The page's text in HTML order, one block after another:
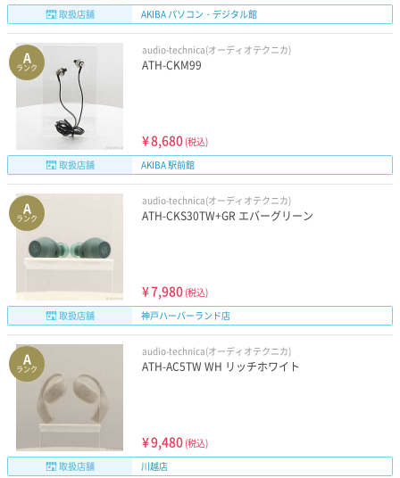
取扱店舗
AKIBA パソコン・デジタル館
A
ランク
audio-technica(オーディオテクニカ)
ATH-CKM99
¥8,680 (税込)
取扱店舗
AKIBA 駅前館
A
ランク
audio-technica(オーディオテクニカ)
ATH-CKS30TW+GR エバーグリーン
¥7,980 (税込)
取扱店舗
神戸ハーバーランド店
A
ランク
audio-technica(オーディオテクニカ)
ATH-AC5TW WH リッチホワイト
¥9,480 (税込)
取扱店舗
川越店